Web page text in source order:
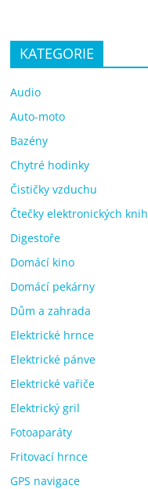
KATEGORIE
Audio
Auto-moto
Bazény
Chytré hodinky
Čističky vzduchu
Čtečky elektronických knih
Digestoře
Domácí kino
Domácí pekárny
Dům a zahrada
Elektrické hrnce
Elektrické pánve
Elektrické vařiče
Elektrický gril
Fotoaparáty
Fritovací hrnce
GPS navigace